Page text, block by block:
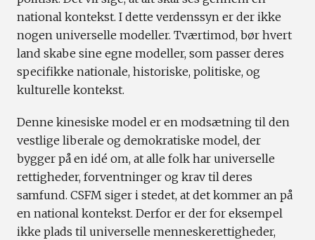
national kontekst. I dette verdenssyn er der ikke
nogen universelle modeller. Tværtimod, bør hvert
land skabe sine egne modeller, som passer deres
specifikke nationale, historiske, politiske, og
kulturelle kontekst.
Denne kinesiske model er en modsætning til den
vestlige liberale og demokratiske model, der
bygger på en idé om, at alle folk har universelle
rettigheder, forventninger og krav til deres
samfund. CSFM siger i stedet, at det kommer an på
en national kontekst. Derfor er der for eksempel
ikke plads til universelle menneskerettigheder,